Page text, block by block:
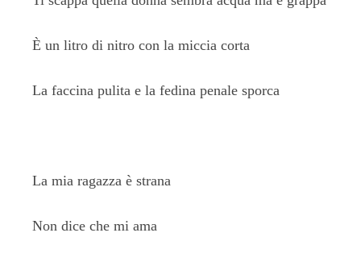
È un litro di nitro con la miccia corta
La faccina pulita e la fedina penale sporca
La mia ragazza è strana
Non dice che mi ama